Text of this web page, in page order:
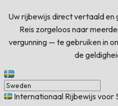
Uw rijbewijs direct vertaald en
Reis zorgeloos naar
vergunning — te gebruiken in
de
Internationaal Rijbewijs voor